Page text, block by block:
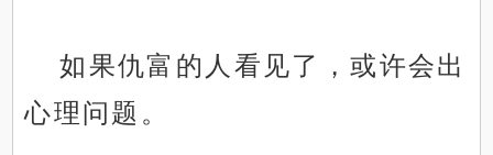
如果仇富的人看见了，或许会出
心理问题。